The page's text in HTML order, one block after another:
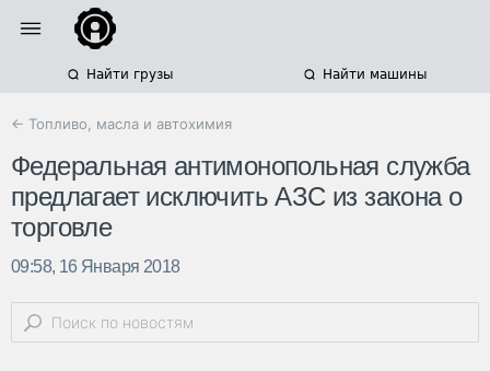
Найти грузы Найти машины
← Топливо, масла и автохимия
Федеральная антимонопольная служба
предлагает исключить АЗС из закона о
торговле
09:58, 16 Января 2018